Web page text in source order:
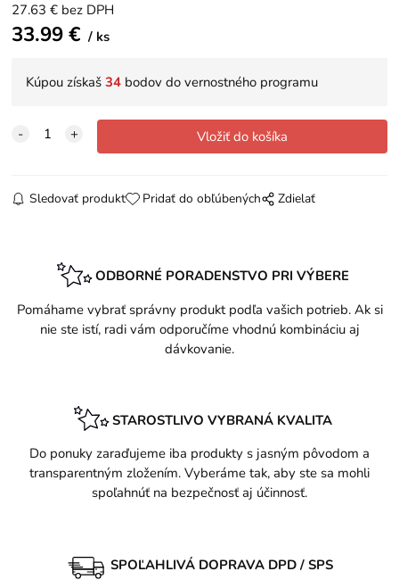
27.63 € bez DPH
33.99€ ks
Kúpou získaš34 bodov do vernostného programu
Sledovať produkt Pridať do obľúbených Zdielať
ODBORNÉ PORADENSTVO PRI VÝBERE
Pomáhame vybrať správny produkt podľa vašich potrieb. Ak si
nie ste istí, radi vám odporučíme vhodnú kombináciu aj
dávkovanie.
STAROSTLIVO VYBRANÁ KVALITA
Do ponuky zaraďujeme iba produkty s jasným pôvodom a
transparentným zložením. Vyberáme tak, aby ste sa mohli
spoľahnúť na bezpečnosť aj účinnosť.
SPOĽAHLIVÁ DOPRAVA DPD / SPS